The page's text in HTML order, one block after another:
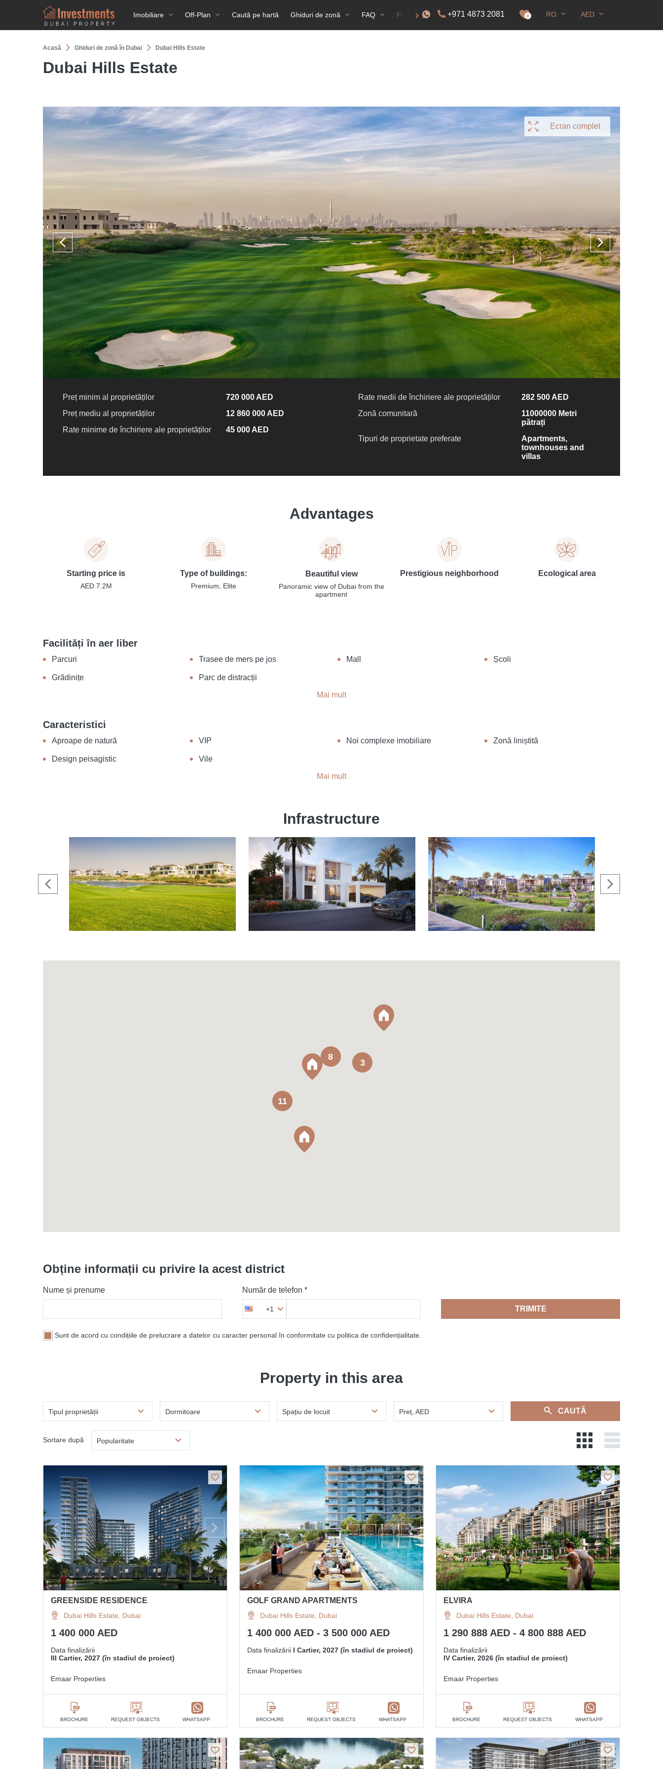
Imobiliare Off-Plan Caută pe hartă Ghiduri de zonă FAQ Permis de rezidență+971 4873 2081 0 RO AED
Acasă Ghiduri de zonă în Dubai Dubai Hills Estate
Dubai Hills Estate
Ecran complet
Preț minim al proprietăților
720 000 AED
Preț mediu al proprietăților
12 860 000 AED
Rate minime de închiriere ale proprietăților
45 000 AED
Rate medii de închiriere ale proprietăților
282 500 AED
Zonă comunitară
11000000 Metri
pătrați
Tipuri de proprietate preferate
Apartments,
townhouses and
villas
Advantages
Starting price is
AED 7.2M
Type of buildings:
Premium, Elite
Beautiful view
Panoramic view of Dubai from the
apartment
Prestigious neighborhood Ecological area
Facilități în aer liber
Parcuri Trasee de mers pe jos Mall Școli
Grădinițe Parc de distracții
Mai mult
Caracteristici
Aproape de natură VIP Noi complexe imobiliare Zonă liniștită
Design peisagistic Vile
Mai mult
Infrastructure
8
11
3
Obține informații cu privire la acest district
Nume și prenume Număr de telefon *
+1 TRIMITE
Sunt de acord cu condițiile de prelucrare a datelor cu caracter personal în conformitate cu politica de confidențialitate.
Property in this area
Tipul proprietății Dormitoare Spațiu de locuit Preț, AED CAUTĂ
Sortare după Popularitate
GREENSIDE RESIDENCE
Dubai Hills Estate, Dubai
1 400 000 AED
Data finalizării
III Cartier, 2027 (în stadiul de proiect)
Emaar Properties
BROCHURE REQUEST OBJECTS WHATSAPP
GOLF GRAND APARTMENTS
Dubai Hills Estate, Dubai
1 400 000 AED - 3 500 000 AED
Data finalizării I Cartier, 2027 (în stadiul de proiect)
Emaar Properties
BROCHURE REQUEST OBJECTS WHATSAPP
ELVIRA
Dubai Hills Estate, Dubai
1 290 888 AED - 4 800 888 AED
Data finalizării
IV Cartier, 2026 (în stadiul de proiect)
Emaar Properties
BROCHURE REQUEST OBJECTS WHATSAPP